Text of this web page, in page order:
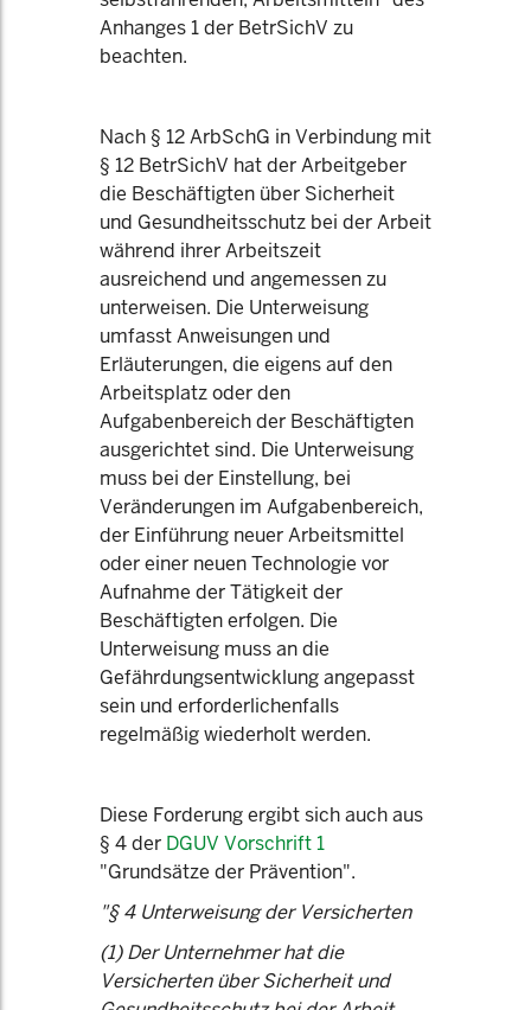
Anhanges 1 der BetrSichV zu
beachten.
Nach § 12 ArbSchG in Verbindung mit
§ 12 BetrSichV hat der Arbeitgeber
die Beschäftigten über Sicherheit
und Gesundheitsschutz bei der Arbeit
während ihrer Arbeitszeit
ausreichend und angemessen zu
unterweisen. Die Unterweisung
umfasst Anweisungen und
Erläuterungen, die eigens auf den
Arbeitsplatz oder den
Aufgabenbereich der Beschäftigten
ausgerichtet sind. Die Unterweisung
muss bei der Einstellung, bei
Veränderungen im Aufgabenbereich,
der Einführung neuer Arbeitsmittel
oder einer neuen Technologie vor
Aufnahme der Tätigkeit der
Beschäftigten erfolgen. Die
Unterweisung muss an die
Gefährdungsentwicklung angepasst
sein und erforderlichenfalls
regelmäßig wiederholt werden.
Diese Forderung ergibt sich auch aus
§ 4 der DGUV Vorschrift 1
"Grundsätze der Prävention".
"§ 4 Unterweisung der Versicherten
(1) Der Unternehmer hat die
Versicherten über Sicherheit und